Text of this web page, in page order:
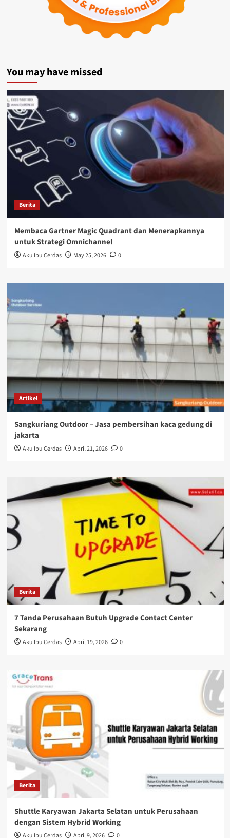
You may have missed
Berita
Membaca Gartner Magic Quadrant dan Menerapkannya
untuk Strategi Omnichannel
Aku Ibu Cerdas May 25, 2026 0
Artikel
Sangkuriang Outdoor – Jasa pembersihan kaca gedung di
jakarta
Aku Ibu Cerdas April 21, 2026 0
Berita
7 Tanda Perusahaan Butuh Upgrade Contact Center
Sekarang
Aku Ibu Cerdas April 19, 2026 0
Berita
Shuttle Karyawan Jakarta Selatan untuk Perusahaan
dengan Sistem Hybrid Working
Aku Ibu Cerdas April 9, 2026 0